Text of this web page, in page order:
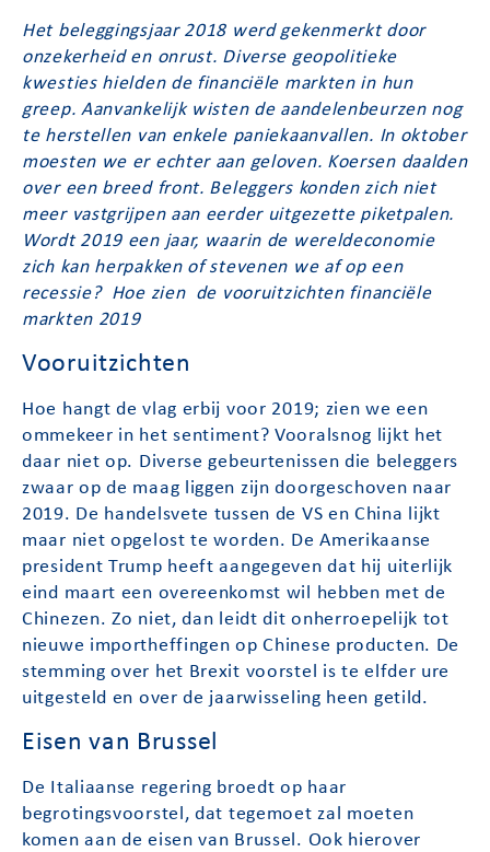
Het beleggingsjaar 2018 werd gekenmerkt door
onzekerheid en onrust. Diverse geopolitieke
kwesties hielden de financiële markten in hun
greep. Aanvankelijk wisten de aandelenbeurzen nog
te herstellen van enkele paniekaanvallen. In oktober
moesten we er echter aan geloven. Koersen daalden
over een breed front. Beleggers konden zich niet
meer vastgrijpen aan eerder uitgezette piketpalen.
Wordt 2019 een jaar, waarin de wereldeconomie
zich kan herpakken of stevenen we af op een
recessie? Hoe zien de vooruitzichten financiële
markten 2019
Vooruitzichten
Hoe hangt de vlag erbij voor 2019; zien we een
ommekeer in het sentiment? Vooralsnog lijkt het
daar niet op. Diverse gebeurtenissen die beleggers
zwaar op de maag liggen zijn doorgeschoven naar
2019. De handelsvete tussen de VS en China lijkt
maar niet opgelost te worden. De Amerikaanse
president Trump heeft aangegeven dat hij uiterlijk
eind maart een overeenkomst wil hebben met de
Chinezen. Zo niet, dan leidt dit onherroepelijk tot
nieuwe importheffingen op Chinese producten. De
stemming over het Brexit voorstel is te elfder ure
uitgesteld en over de jaarwisseling heen getild.
Eisen van Brussel
De Italiaanse regering broedt op haar
begrotingsvoorstel, dat tegemoet zal moeten
komen aan de eisen van Brussel. Ook hierover